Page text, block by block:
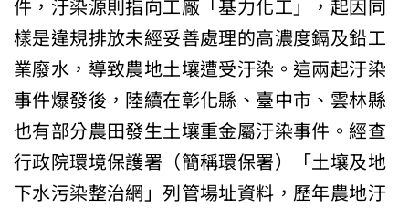
樣是違規排放未經妥善處理的高濃度鎘及鉛工
業廢水，導致農地土壤遭受汙染。這兩起汙染
事件爆發後，陸續在彰化縣、臺中市、雲林縣
也有部分農田發生土壤重金屬汙染事件。經查
行政院環境保護署（簡稱環保署）「土壤及地
下水污染整治網」列管場址資料，歷年農地汙